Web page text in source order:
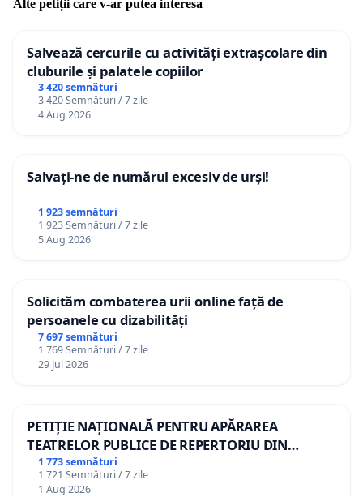
Alte petiții care v-ar putea interesa
Salvează cercurile cu activități extrașcolare din
cluburile și palatele copiilor
3 420 semnături
3 420 Semnături / 7 zile
4 Aug 2026
Salvați-ne de numărul excesiv de urși!
1 923 semnături
1 923 Semnături / 7 zile
5 Aug 2026
Solicităm combaterea urii online față de
persoanele cu dizabilități
7 697 semnături
1 769 Semnături / 7 zile
29 Jul 2026
PETIȚIE NAȚIONALĂ PENTRU APĂRAREA
TEATRELOR PUBLICE DE REPERTORIU DIN
ROMÂNIA
1 773 semnături
1 721 Semnături / 7 zile
1 Aug 2026